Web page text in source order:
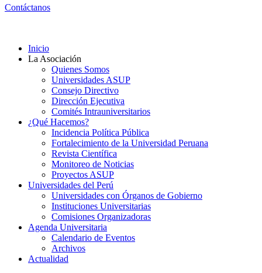
Contáctanos
Inicio
La Asociación
Quienes Somos
Universidades ASUP
Consejo Directivo
Dirección Ejecutiva
Comités Intrauniversitarios
¿Qué Hacemos?
Incidencia Política Pública
Fortalecimiento de la Universidad Peruana
Revista Científica
Monitoreo de Noticias
Proyectos ASUP
Universidades del Perú
Universidades con Órganos de Gobierno
Instituciones Universitarias
Comisiones Organizadoras
Agenda Universitaria
Calendario de Eventos
Archivos
Actualidad